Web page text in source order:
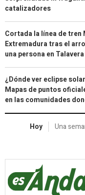
catalizadores
Cortada la línea de tren
Extremadura tras el
una persona en Talavera
¿Dónde ver eclipse
Mapas de puntos
en las comunidades
Hoy Una